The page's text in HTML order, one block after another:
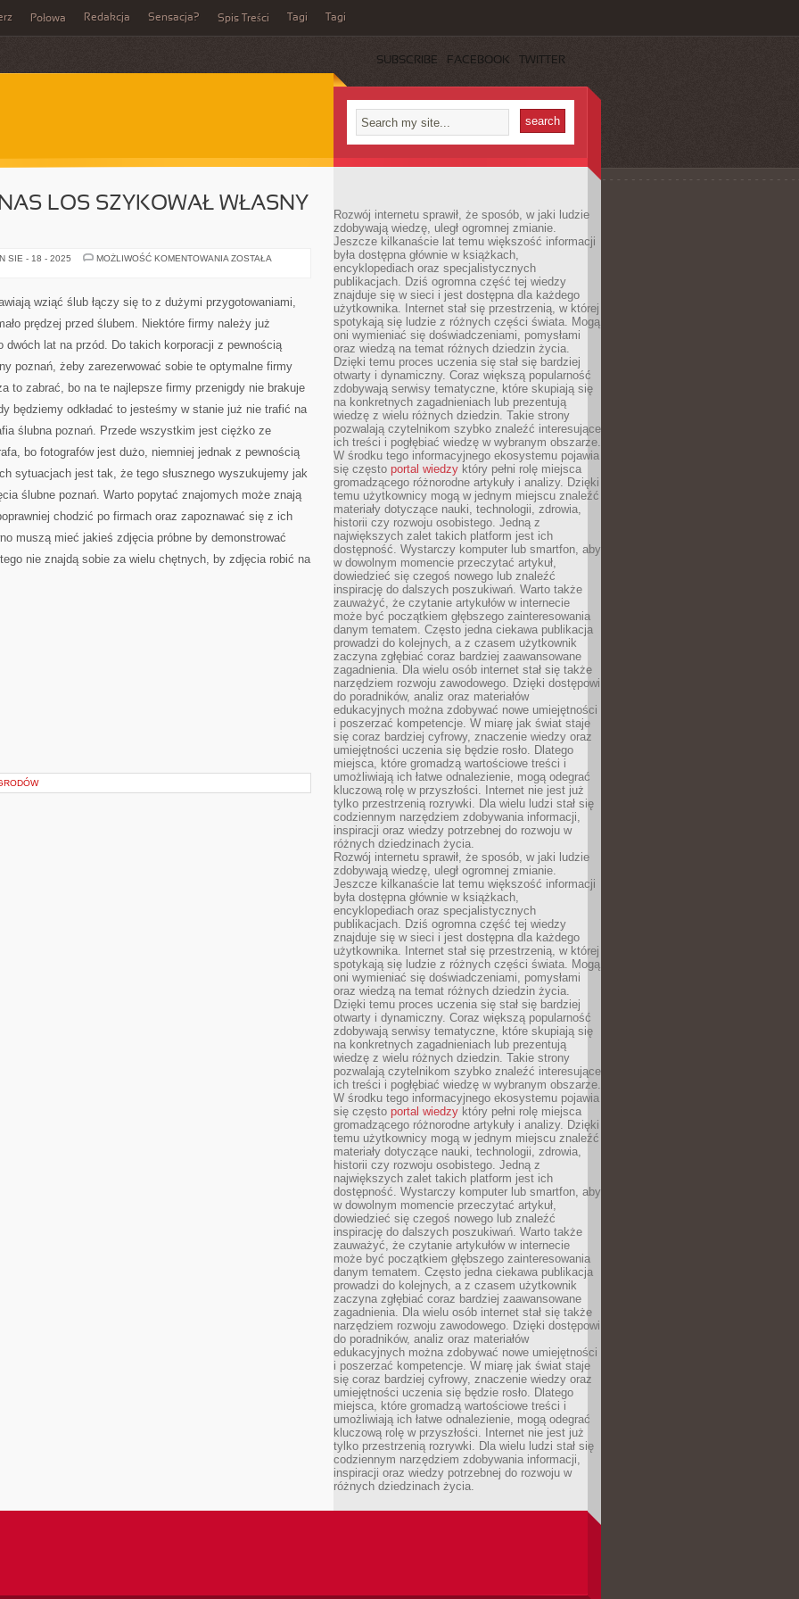
Połowa Redakcja Sensacja? Spis Treści Tagi Tagi
SUBSCRIBE FACEBOOK TWITTER
LOS SZYKOWAŁ WŁASNY
SIE - 18 - 2025 MOŻLIWOŚĆ KOMENTOWANIA DLA
LOS
SZYKOWAŁ
SCENARIUSZ
ZOSTAŁA
wziąć ślub łączy się to z dużymi przygotowaniami,
prędzej przed ślubem. Niektóre firmy należy już
dwóch lat na przód. Do takich korporacji z pewnością
poznań, żeby zarezerwować sobie te optymalne firmy
to zabrać, bo na te najlepsze firmy przenigdy nie brakuje
będziemy odkładać to jesteśmy w stanie już nie trafić na
ślubna poznań. Przede wszystkim jest ciężko ze
bo fotografów jest dużo, niemniej jednak z pewnością
sytuacjach jest tak, że tego słusznego wyszukujemy jak
ślubne poznań. Warto popytać znajomych może znają
chodzić po firmach oraz zapoznawać się z ich
muszą mieć jakieś zdjęcia próbne by demonstrować
nie znajdą sobie za wielu chętnych, by zdjęcia robić na
Rozwój internetu sprawił, że sposób, w jaki ludzie
zdobywają wiedzę, uległ ogromnej zmianie.
Jeszcze kilkanaście lat temu większość informacji
była dostępna głównie w książkach,
encyklopediach oraz specjalistycznych
publikacjach. Dziś ogromna część tej wiedzy
znajduje się w sieci i jest dostępna dla każdego
użytkownika. Internet stał się przestrzenią, w której
spotykają się ludzie z różnych części świata. Mogą
oni wymieniać się doświadczeniami, pomysłami
oraz wiedzą na temat różnych dziedzin życia.
Dzięki temu proces uczenia się stał się bardziej
otwarty i dynamiczny. Coraz większą popularność
zdobywają serwisy tematyczne, które skupiają się
na konkretnych zagadnieniach lub prezentują
wiedzę z wielu różnych dziedzin. Takie strony
pozwalają czytelnikom szybko znaleźć interesujące
ich treści i pogłębiać wiedzę w wybranym obszarze.
W środku tego informacyjnego ekosystemu pojawia
się często portal wiedzy który pełni rolę miejsca
gromadzącego różnorodne artykuły i analizy. Dzięki
temu użytkownicy mogą w jednym miejscu znaleźć
materiały dotyczące nauki, technologii, zdrowia,
historii czy rozwoju osobistego. Jedną z
największych zalet takich platform jest ich
dostępność. Wystarczy komputer lub smartfon, aby
w dowolnym momencie przeczytać artykuł,
dowiedzieć się czegoś nowego lub znaleźć
inspirację do dalszych poszukiwań. Warto także
zauważyć, że czytanie artykułów w internecie
może być początkiem głębszego zainteresowania
danym tematem. Często jedna ciekawa publikacja
prowadzi do kolejnych, a z czasem użytkownik
zaczyna zgłębiać coraz bardziej zaawansowane
zagadnienia. Dla wielu osób internet stał się także
narzędziem rozwoju zawodowego. Dzięki dostępowi
do poradników, analiz oraz materiałów
edukacyjnych można zdobywać nowe umiejętności
i poszerzać kompetencje. W miarę jak świat staje
się coraz bardziej cyfrowy, znaczenie wiedzy oraz
umiejętności uczenia się będzie rosło. Dlatego
miejsca, które gromadzą wartościowe treści i
umożliwiają ich łatwe odnalezienie, mogą odegrać
kluczową rolę w przyszłości. Internet nie jest już
tylko przestrzenią rozrywki. Dla wielu ludzi stał się
codziennym narzędziem zdobywania informacji,
inspiracji oraz wiedzy potrzebnej do rozwoju w
różnych dziedzinach życia.
Rozwój internetu sprawił, że sposób, w jaki ludzie
zdobywają wiedzę, uległ ogromnej zmianie.
Jeszcze kilkanaście lat temu większość informacji
była dostępna głównie w książkach,
encyklopediach oraz specjalistycznych
publikacjach. Dziś ogromna część tej wiedzy
znajduje się w sieci i jest dostępna dla każdego
użytkownika. Internet stał się przestrzenią, w której
spotykają się ludzie z różnych części świata. Mogą
oni wymieniać się doświadczeniami, pomysłami
oraz wiedzą na temat różnych dziedzin życia.
Dzięki temu proces uczenia się stał się bardziej
otwarty i dynamiczny. Coraz większą popularność
zdobywają serwisy tematyczne, które skupiają się
na konkretnych zagadnieniach lub prezentują
wiedzę z wielu różnych dziedzin. Takie strony
pozwalają czytelnikom szybko znaleźć interesujące
ich treści i pogłębiać wiedzę w wybranym obszarze.
W środku tego informacyjnego ekosystemu pojawia
się często portal wiedzy który pełni rolę miejsca
gromadzącego różnorodne artykuły i analizy. Dzięki
temu użytkownicy mogą w jednym miejscu znaleźć
materiały dotyczące nauki, technologii, zdrowia,
historii czy rozwoju osobistego. Jedną z
największych zalet takich platform jest ich
dostępność. Wystarczy komputer lub smartfon, aby
w dowolnym momencie przeczytać artykuł,
dowiedzieć się czegoś nowego lub znaleźć
inspirację do dalszych poszukiwań. Warto także
zauważyć, że czytanie artykułów w internecie
może być początkiem głębszego zainteresowania
danym tematem. Często jedna ciekawa publikacja
prowadzi do kolejnych, a z czasem użytkownik
zaczyna zgłębiać coraz bardziej zaawansowane
zagadnienia. Dla wielu osób internet stał się także
narzędziem rozwoju zawodowego. Dzięki dostępowi
do poradników, analiz oraz materiałów
edukacyjnych można zdobywać nowe umiejętności
i poszerzać kompetencje. W miarę jak świat staje
się coraz bardziej cyfrowy, znaczenie wiedzy oraz
umiejętności uczenia się będzie rosło. Dlatego
miejsca, które gromadzą wartościowe treści i
umożliwiają ich łatwe odnalezienie, mogą odegrać
kluczową rolę w przyszłości. Internet nie jest już
tylko przestrzenią rozrywki. Dla wielu ludzi stał się
codziennym narzędziem zdobywania informacji,
inspiracji oraz wiedzy potrzebnej do rozwoju w
różnych dziedzinach życia.